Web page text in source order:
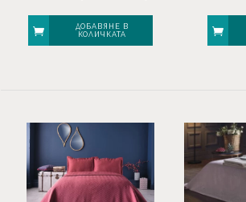
ДОБАВЯНЕ В
КОЛИЧКАТА